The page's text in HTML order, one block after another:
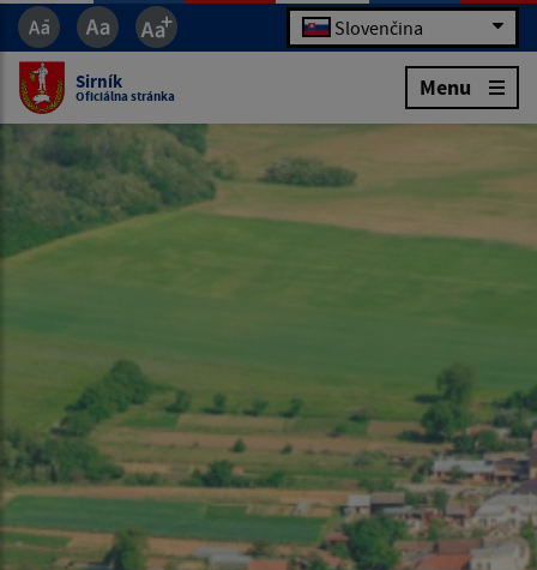
Slovenčina
Sirník
Oficiálna stránka Menu